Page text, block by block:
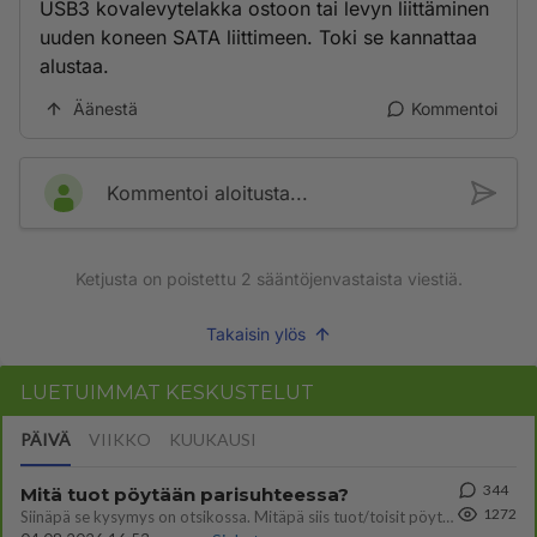
USB3 kovalevytelakka ostoon tai levyn liittäminen
uuden koneen SATA liittimeen. Toki se kannattaa
alustaa.
Äänestä Kommentoi
Kommentoi aloitusta...
Ketjusta on poistettu 2 sääntöjenvastaista viestiä.
Takaisin ylös
LUETUIMMAT KESKUSTELUT
PÄIVÄ VIIKKO KUUKAUSI
Mitä tuot pöytään parisuhteessa?
Siinäpä se kysymys on otsikossa. Mitäpä siis tuot/toisit pöytään parisuhteessa? Oletko mies vai nainen? Koetko sen mitä
344
1272